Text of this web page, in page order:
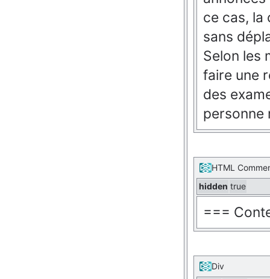
ce cas, la
sans
Selon les
faire une
des
personne
HTML
hidden true
===
Div